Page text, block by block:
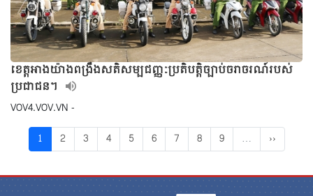
ខេត្តអាងយ៉ាងពង្រឹងសតិសម្បជញ្ញៈប្រតិបត្តិច្បាប់ចរាចរណ៍របស់
ប្រជាជន។
VOV4.VOV.VN -
1
2 3 4 5 6 7 8 9 … ››